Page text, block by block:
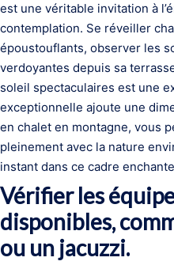
est une véritable invitation à
contemplation. Se réveiller
époustouflants, observer les
verdoyantes depuis sa
soleil spectaculaires est une
exceptionnelle ajoute une
en chalet en montagne, vous
pleinement avec la nature
instant dans ce cadre
Vérifier les
disponibles,
ou un jacuzzi.